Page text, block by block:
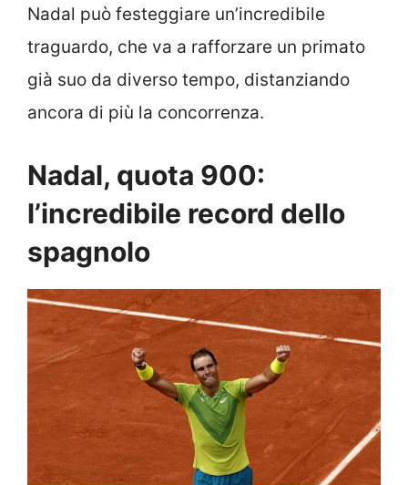
Nadal può festeggiare un’incredibile
traguardo, che va a rafforzare un primato
già suo da diverso tempo, distanziando
ancora di più la concorrenza.
Nadal, quota 900:
l’incredibile record dello
spagnolo